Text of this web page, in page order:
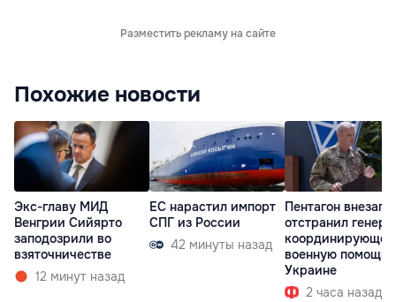
Разместить рекламу на сайте
Похожие новости
Экс-главу МИД
Венгрии Сийярто
заподозрили во
взяточничестве
12 минут назад
ЕС нарастил импорт
СПГ из России
42 минуты назад
Пентагон
отстранил
военную помощь
Украине
2 часа назад